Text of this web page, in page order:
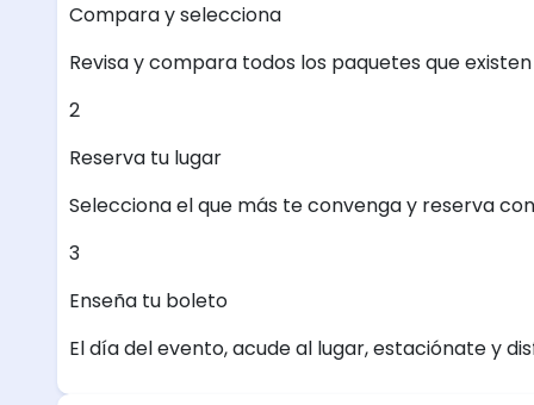
Compara y selecciona
Revisa y compara todos los paquetes que
2
Reserva tu lugar
Selecciona el que más te convenga y reserva
3
Enseña tu boleto
El día del evento, acude al lugar, estaciónate y